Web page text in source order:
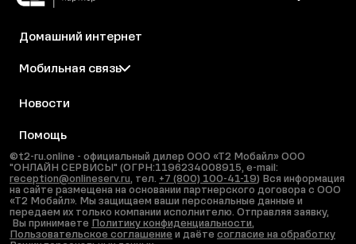
Домашний интернет
Мобильная связь
Новости
Помощь
©t2-ru.online - официальный дилер ООО «Т2 Мобайл» ООО
"ОНЛАЙН СЕРВИСЫ" (ОГРН:1196234008915, e-mail:
reception@onlineserv.ru, тел. +7 (800) 100-41-19) Вся информация
на сайте размещена на основании партнерского договора с ООО
«Т2 Мобайл». Мы защищаем ваши персональные данные и
передаем их только компании исполнителю. Отправляя заявку,
Вы принимаете Политику конфиденциальности,
Пользовательское соглашение и даёте согласие на обработку